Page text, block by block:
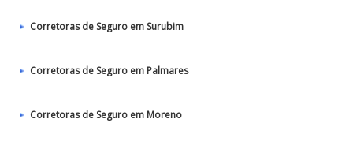
Corretoras de Seguro em Surubim
Corretoras de Seguro em Palmares
Corretoras de Seguro em Moreno